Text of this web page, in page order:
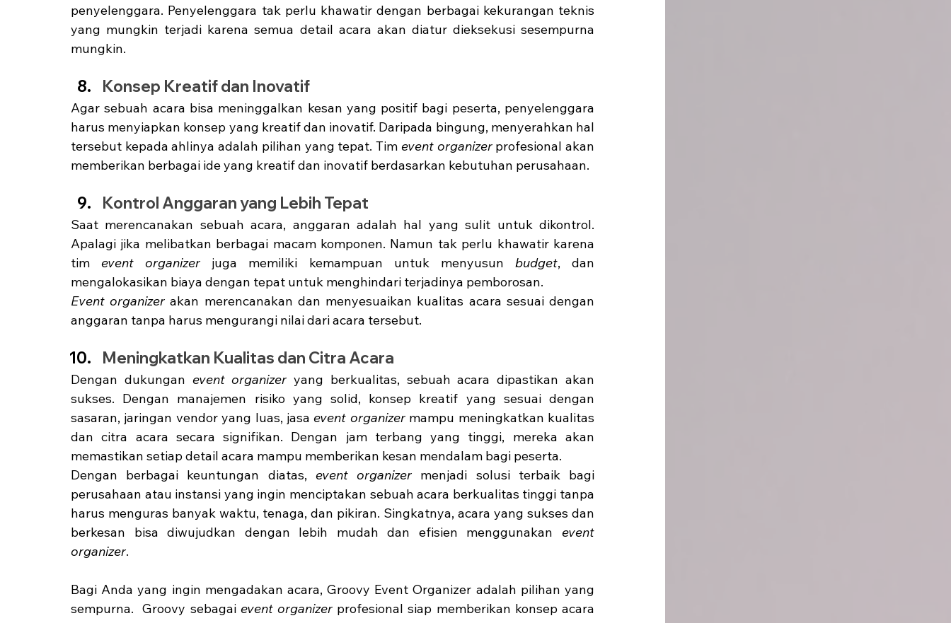
penyelenggara. Penyelenggara tak perlu khawatir dengan berbagai kekurangan teknis
yang mungkin terjadi karena semua detail acara akan diatur dieksekusi sesempurna
mungkin.
Konsep Kreatif dan Inovatif
Agar sebuah acara bisa meninggalkan kesan yang positif bagi peserta, penyelenggara
harus menyiapkan konsep yang kreatif dan inovatif. Daripada bingung, menyerahkan hal
tersebut kepada ahlinya adalah pilihan yang tepat. Tim event organizer profesional akan
memberikan berbagai ide yang kreatif dan inovatif berdasarkan kebutuhan perusahaan.
Kontrol Anggaran yang Lebih Tepat
Saat merencanakan sebuah acara, anggaran adalah hal yang sulit untuk dikontrol.
Apalagi jika melibatkan berbagai macam komponen. Namun tak perlu khawatir karena
tim event organizer juga memiliki kemampuan untuk menyusun budget, dan
mengalokasikan biaya dengan tepat untuk menghindari terjadinya pemborosan.
Event organizer akan merencanakan dan menyesuaikan kualitas acara sesuai dengan
anggaran tanpa harus mengurangi nilai dari acara tersebut.
Meningkatkan Kualitas dan Citra Acara
Dengan dukungan event organizer yang berkualitas, sebuah acara dipastikan akan
sukses. Dengan manajemen risiko yang solid, konsep kreatif yang sesuai dengan
sasaran, jaringan vendor yang luas, jasa event organizer mampu meningkatkan kualitas
dan citra acara secara signifikan. Dengan jam terbang yang tinggi, mereka akan
memastikan setiap detail acara mampu memberikan kesan mendalam bagi peserta.
Dengan berbagai keuntungan diatas, event organizer menjadi solusi terbaik bagi
perusahaan atau instansi yang ingin menciptakan sebuah acara berkualitas tinggi tanpa
harus menguras banyak waktu, tenaga, dan pikiran. Singkatnya, acara yang sukses dan
berkesan bisa diwujudkan dengan lebih mudah dan efisien menggunakan event
organizer.
Bagi Anda yang ingin mengadakan acara, Groovy Event Organizer adalah pilihan yang
sempurna.  Groovy sebagai event organizer profesional siap memberikan konsep acara